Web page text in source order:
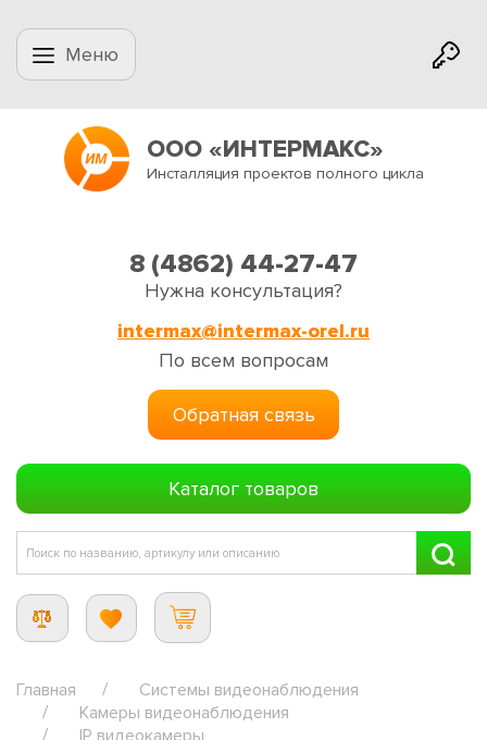
Меню
ООО «ИНТЕРМАКС»
Инсталляция проектов полного цикла
8 (4862) 44-27-47
Нужна консультация?
intermax@intermax-orel.ru
По всем вопросам
Обратная связь
Каталог товаров
Главная
Системы видеонаблюдения
Камеры видеонаблюдения